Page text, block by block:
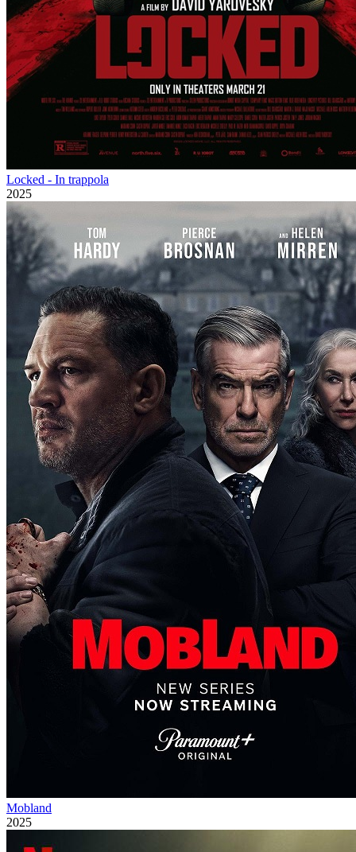
Locked - In trappola
2025
Mobland
2025